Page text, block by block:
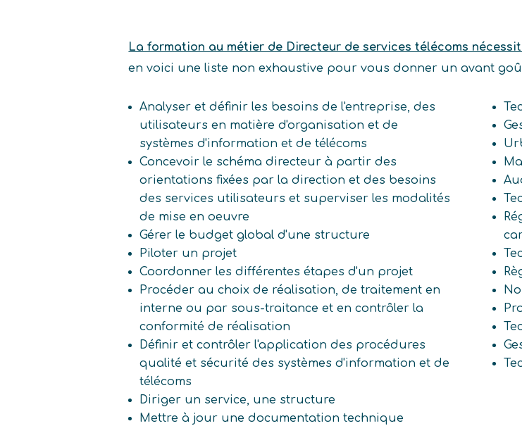
La formation au métier de Directeur de services télécoms
en voici une liste non exhaustive pour vous donner un avant
Analyser et définir les besoins de l'entreprise, des
utilisateurs en matière d'organisation et de
systèmes d'information et de télécoms
Concevoir le schéma directeur à partir des
orientations fixées par la direction et des besoins
des services utilisateurs et superviser les modalités
de mise en oeuvre
Gérer le budget global d'une structure
Piloter un projet
Coordonner les différentes étapes d'un projet
Procéder au choix de réalisation, de traitement en
interne ou par sous-traitance et en contrôler la
conformité de réalisation
Définir et contrôler l'application des procédures
qualité et sécurité des systèmes d'information et de
télécoms
Diriger un service, une structure
Mettre à jour une documentation technique